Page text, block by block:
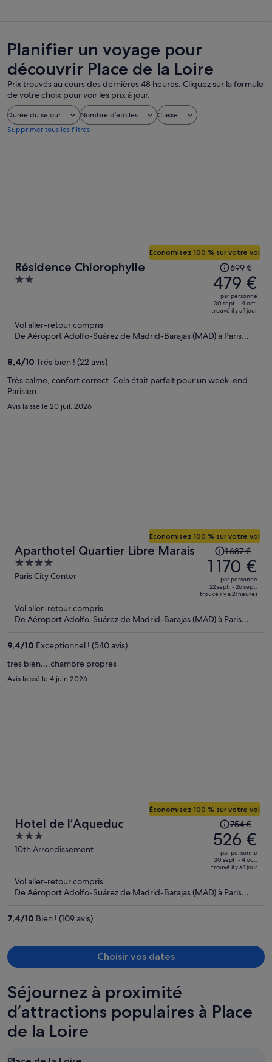
Planifier un voyage pour
découvrir Place de la Loire
Prix trouvés au cours des dernières 48 heures. Cliquez sur la formule
de votre choix pour voir les prix à jour.
Durée du séjour Nombre d’étoiles
Classe
Supprimer tous les filtres
Résidence Chlorophylle
2
Économisez 100 % sur votre vol
Le
prix
était
de
699 €.
Le
prix
de
699 €
479 €
par personne
30 sept. - 4 oct.
trouvé il y a 1 jour
Vol aller-retour compris
De Aéroport Adolfo-Suárez de Madrid-Barajas (MAD) à Paris
8,4/10 Très bien ! (22 avis)
Très calme, confort correct. Cela était parfait pour un week-end
Parisien.
Avis laissé le 20 juil. 2026
Aparthotel Quartier Libre Marais
4
out
5
Paris City Center
Économisez 100 % sur votre vol
Le
prix
était
de
1 687 €.
Le
prix
1 687 €
1 170 €
par personne
22 sept. - 26 sept.
trouvé il y a 21 heures
Vol aller-retour compris
De Aéroport Adolfo-Suárez de Madrid-Barajas (MAD) à Paris
9,4/10 Exceptionnel ! (540 avis)
tres bien….chambre propres
Avis laissé le 4 juin 2026
Hotel de l’Aqueduc
3
out
10th Arrondissement
Économisez 100 % sur votre vol
Le
prix
était
de
754 €.
Le
prix
526 €
754 €
526 €
par personne
30 sept. - 4 oct.
trouvé il y a 1 jour
Vol aller-retour compris
De Aéroport Adolfo-Suárez de Madrid-Barajas (MAD) à Paris
7,4/10 Bien ! (109 avis)
Choisir vos dates
Séjournez à proximité
d’attractions populaires à Place
de la Loire